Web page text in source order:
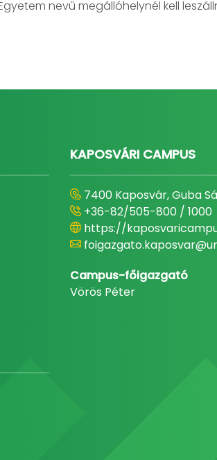
nevű megállóhelynél kell
KAPOSVÁRI CAMPUS
7400 Kaposvár, Guba
+36-82/505-800 / 1000
https://
Campus-főigazgató
Vörös Péter